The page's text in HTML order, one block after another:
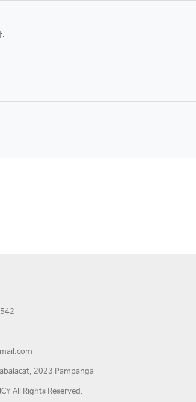
.
2023 Pampanga
All Rights Reserved.